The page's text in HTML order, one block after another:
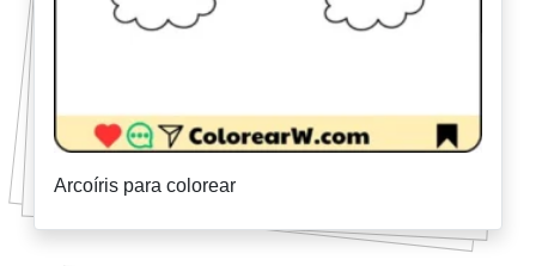
Arcoíris para colorear